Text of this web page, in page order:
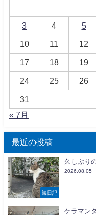
3 4 5
10 11 12
17 18 19
24 25 26
31
« 7月
最近の投稿
海日記
久しぶり
2026.08.05
ケラマンタ